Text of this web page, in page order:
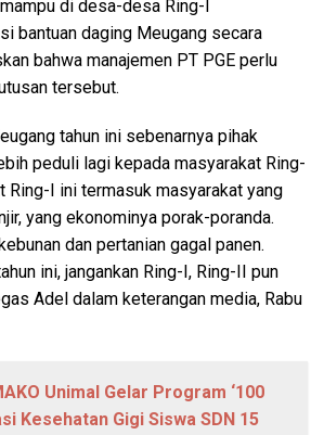
di desa-desa Ring-I
bantuan daging Meugang secara
bahwa manajemen PT PGE perlu
tersebut.
tahun ini sebenarnya pihak
peduli lagi kepada masyarakat Ring-
Ring-I ini termasuk masyarakat yang
yang ekonominya porak-poranda.
dan pertanian gagal panen.
ini, jangankan Ring-I, Ring-II pun
Adel dalam keterangan media, Rabu
Unimal Gelar Program ‘100
Kesehatan Gigi Siswa SDN 15